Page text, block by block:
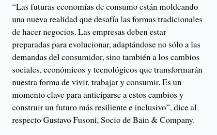
“Las futuras economías de consumo están moldeando
una nueva realidad que desafía las formas tradicionales
de hacer negocios. Las empresas deben estar
preparadas para evolucionar, adaptándose no sólo a las
demandas del consumidor, sino también a los cambios
sociales, económicos y tecnológicos que transformarán
nuestra forma de vivir, trabajar y consumir. Es un
momento clave para anticiparse a estos cambios y
construir un futuro más resiliente e inclusivo”, dice al
respecto Gustavo Fusoni, Socio de Bain & Company.